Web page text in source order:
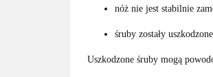
nóż nie jest stabilnie
śruby zostały
Uszkodzone śruby mogą